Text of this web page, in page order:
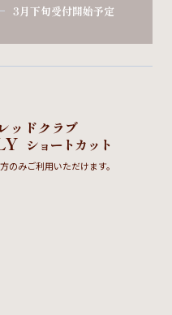
3月下旬受付開始予定
ッドクラブ
ショートカット
のみご利用いただけます。